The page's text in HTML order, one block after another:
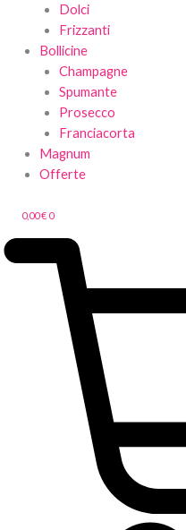
Dolci
Frizzanti
Bollicine
Champagne
Spumante
Prosecco
Franciacorta
Magnum
Offerte
0,00€ 0